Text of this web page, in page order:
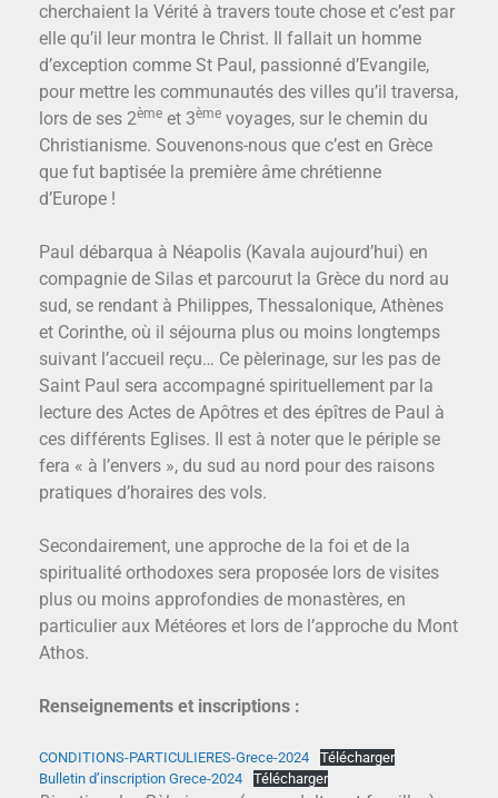
cherchaient la Vérité à travers toute chose et c’est par
elle qu’il leur montra le Christ. Il fallait un homme
d’exception comme St Paul, passionné d’Evangile,
pour mettre les communautés des villes qu’il traversa,
lors de ses 2ème et 3ème voyages, sur le chemin du
Christianisme. Souvenons-nous que c’est en Grèce
que fut baptisée la première âme chrétienne
d’Europe !
Paul débarqua à Néapolis (Kavala aujourd’hui) en
compagnie de Silas et parcourut la Grèce du nord au
sud, se rendant à Philippes, Thessalonique, Athènes
et Corinthe, où il séjourna plus ou moins longtemps
suivant l’accueil reçu… Ce pèlerinage, sur les pas de
Saint Paul sera accompagné spirituellement par la
lecture des Actes de Apôtres et des épîtres de Paul à
ces différents Eglises. Il est à noter que le périple se
fera « à l’envers », du sud au nord pour des raisons
pratiques d’horaires des vols.
Secondairement, une approche de la foi et de la
spiritualité orthodoxes sera proposée lors de visites
plus ou moins approfondies de monastères, en
particulier aux Météores et lors de l’approche du Mont
Athos.
Renseignements et inscriptions :
CONDITIONS-PARTICULIERES-Grece-2024
Télécharger
Bulletin d’inscription Grece-2024
Télécharger